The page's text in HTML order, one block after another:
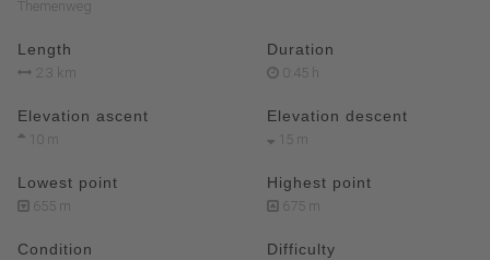
Themenweg
Length
2.3 km
Duration
0:45 h
Elevation ascent
10 m
Elevation descent
15 m
Lowest point
655 m
Highest point
675 m
Condition Difficulty